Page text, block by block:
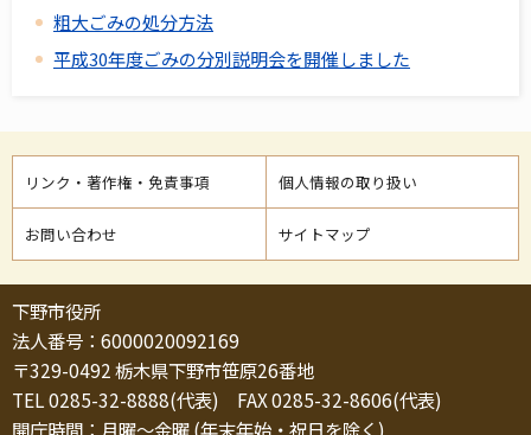
粗大ごみの処分方法
平成30年度ごみの分別説明会を開催しました
リンク・著作権・免責事項 個人情報の取り扱い
お問い合わせ サイトマップ
下野市役所
法人番号：6000020092169
〒329-0492 栃木県下野市笹原26番地
TEL 0285-32-8888(代表) FAX 0285-32-8606(代表)
開庁時間：月曜～金曜 (年末年始・祝日を除く)